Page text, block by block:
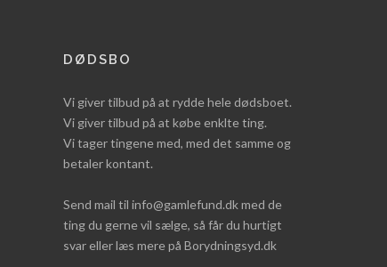
DØDSBO
Vi giver tilbud på at rydde hele dødsboet.
Vi giver tilbud på at købe enklte ting.
Vi tager tingene med, med det samme og
betaler kontant.
Send mail til info@gamlefund.dk med de
ting du gerne vil sælge, så får du hurtigt
svar eller læs mere på Borydningsyd.dk